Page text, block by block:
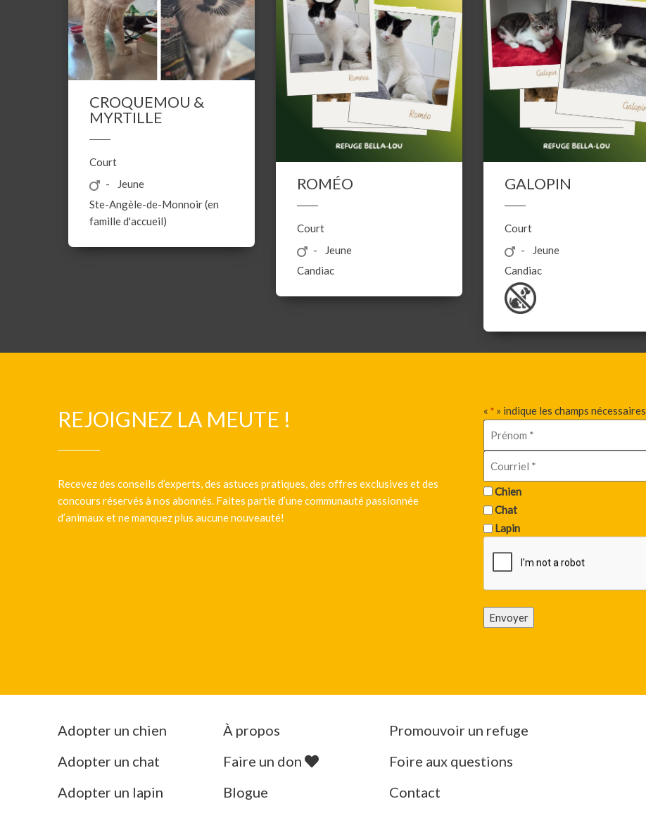
CROQUEMOU &
MYRTILLE
Court
Jeune
Ste-Angèle-de-Monnoir (en
famille d'accueil)
ROMÉO
Court
Jeune
Candiac
GALOPIN
Court
Jeune
Candiac
REJOIGNEZ LA MEUTE !
Recevez des conseils d’experts, des astuces pratiques, des offres exclusives et des
concours réservés à nos abonnés. Faites partie d’une communauté passionnée
d’animaux et ne manquez plus aucune nouveauté!
« * » indique les champs nécessaires
Chien
Chat
Lapin
Envoyer
Adopter un chien
Adopter un chat
Adopter un lapin
À propos
Faire un don
Blogue
Promouvoir un refuge
Foire aux questions
Contact